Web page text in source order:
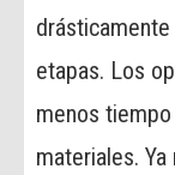
etapas. Los
menos
materiales.